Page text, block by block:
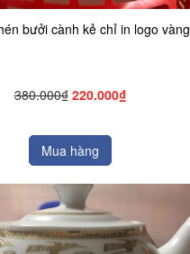
bưởi cành kẻ chỉ in logo vàng
380.000₫ 220.000₫
Mua hàng